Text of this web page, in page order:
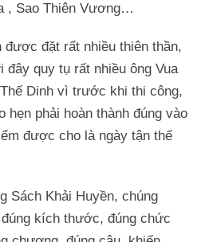
, Sao Thiên Vương…
được đặt rất nhiều thiên thần,
đây quy tụ rất nhiều ông Vua
Dinh vì trước khi thi công,
phải hoàn thành đúng vào
được cho là ngày tận thế
Sách Khải Huyền, chúng
kích thước, đúng chức